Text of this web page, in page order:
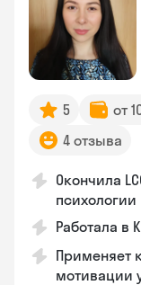
5 от
4 отзыва
Окончила
психологии
Работала в
Применяет
мотивации